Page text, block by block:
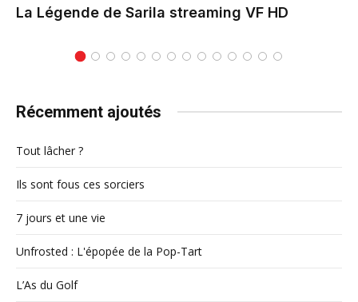
La Légende de Sarila streaming VF HD
Récemment ajoutés
Tout lâcher ?
Ils sont fous ces sorciers
7 jours et une vie
Unfrosted : L'épopée de la Pop-Tart
L’As du Golf